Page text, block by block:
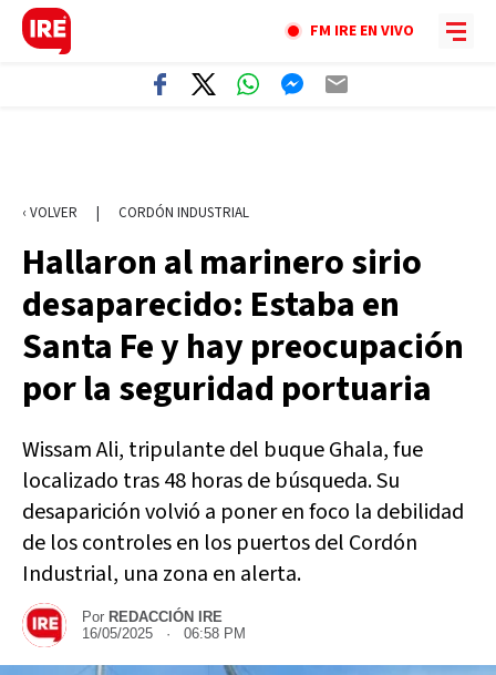
FM IRE EN VIVO
‹ VOLVER | CORDÓN INDUSTRIAL
Hallaron al marinero sirio
desaparecido: Estaba en
Santa Fe y hay preocupación
por la seguridad portuaria
Wissam Ali, tripulante del buque Ghala, fue
localizado tras 48 horas de búsqueda. Su
desaparición volvió a poner en foco la debilidad
de los controles en los puertos del Cordón
Industrial, una zona en alerta.
Por REDACCIÓN IRE
16/05/2025 · 06:58 PM